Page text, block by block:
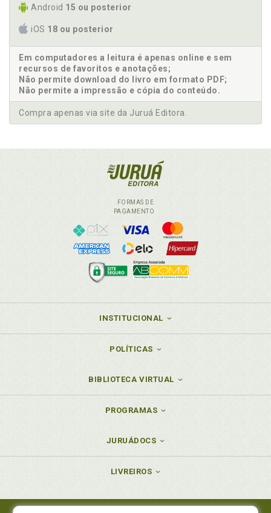
Android 15 ou posterior
iOS 18 ou posterior
Em computadores a leitura é apenas online e sem
recursos de favoritos e anotações;
Não permite download do livro em formato PDF;
Não permite a impressão e cópia do conteúdo.
Compra apenas via site da Juruá Editora.
FORMAS DE
PAGAMENTO
INSTITUCIONAL
POLÍTICAS
BIBLIOTECA VIRTUAL
PROGRAMAS
JURUÁDOCS
LIVREIROS